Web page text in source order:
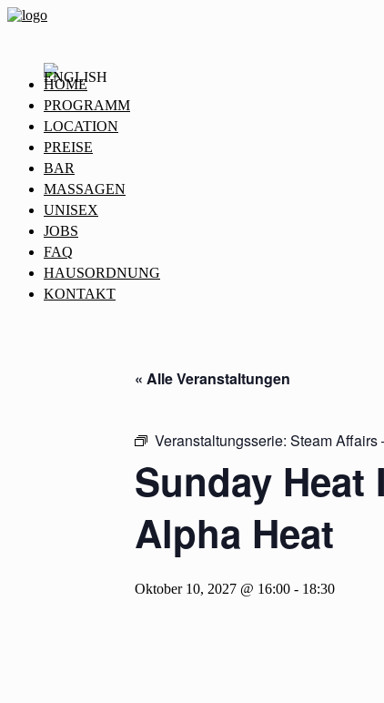
HOME
PROGRAMM
LOCATION
PREISE
BAR
MASSAGEN
UNISEX
JOBS
FAQ
HAUSORDNUNG
KONTAKT
« Alle Veranstaltungen
Veranstaltungsserie: Steam Affairs
Sunday Heat
Alpha Heat
Oktober 10, 2027 @ 16:00 - 18:30